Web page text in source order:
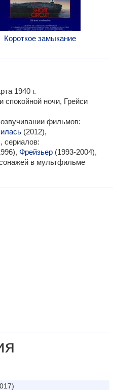
Короткое замыкание
1940 г.
ночи, Грейси
фильмов:
(2012),
сериалов:
Фрейзьер (1993-2004),
в мультфильме